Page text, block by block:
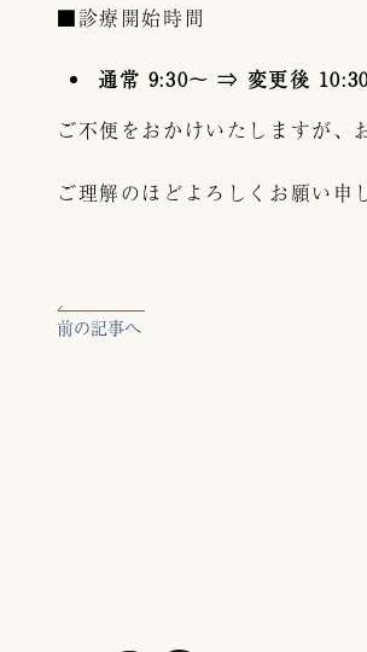
■診療開始時間
通常 9:30～ ⇒ 変更後
ご不便をおかけいたしますが、
ご理解のほどよろしくお願い申
前の記事へ